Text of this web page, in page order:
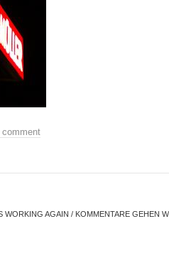
comment
WORKING AGAIN / KOMMENTARE GEHEN